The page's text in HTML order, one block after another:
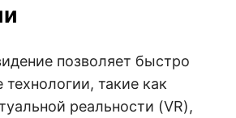
позволяет быстро
такие как
реальности (VR),